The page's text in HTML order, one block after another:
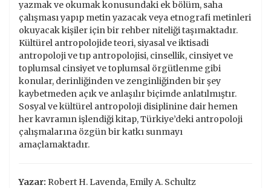
yazmak ve okumak konusundaki ek bölüm, saha
çalışması yapıp metin yazacak veya etnografi metinleri
okuyacak kişiler için bir rehber niteliği taşımaktadır.
Kültürel antropolojide teori, siyasal ve iktisadi
antropoloji ve tıp antropolojisi, cinsellik, cinsiyet ve
toplumsal cinsiyet ve toplumsal örgütlenme gibi
konular, derinliğinden ve zenginliğinden bir şey
kaybetmeden açık ve anlaşılır biçimde anlatılmıştır.
Sosyal ve kültürel antropoloji disiplinine dair hemen
her kavramın işlendiği kitap, Türkiye’deki antropoloji
çalışmalarına özgün bir katkı sunmayı
amaçlamaktadır.
Yazar: Robert H. Lavenda, Emily A. Schultz